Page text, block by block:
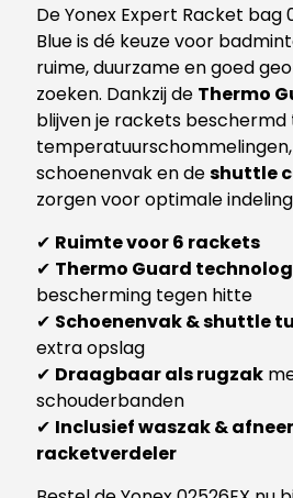
De Yonex Expert Racket bag
Blue is dé keuze voor
ruime, duurzame en goed
zoeken. Dankzij de Thermo
blijven je rackets beschermd
schoenenvak en deshuttle
zorgen voor optimale
✔ Ruimte voor 6 rackets
✔ Thermo Guard
bescherming tegen hitte
✔ Schoenenvak & shuttle
extra opslag
✔ Draagbaar als rugzak
schouderbanden
✔ Inclusief waszak &
racketverdeler